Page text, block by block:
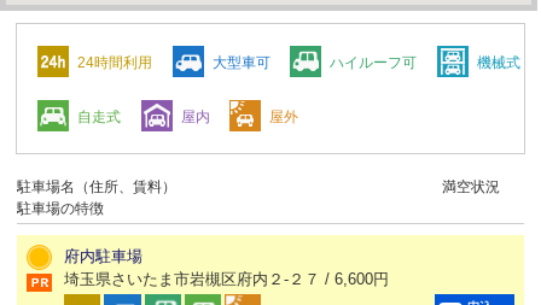
24時間利用 大型車可 ハイルーフ可 機械式
自走式 屋内 屋外
駐車場名（住所、賃料）
駐車場の特徴
満空状況
府内駐車場
埼玉県さいたま市岩槻区府内２-２７ / 6,600円